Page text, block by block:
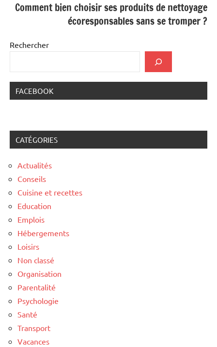
Comment bien choisir ses produits de nettoyage
écoresponsables sans se tromper ?
Rechercher
FACEBOOK
CATÉGORIES
Actualités
Conseils
Cuisine et recettes
Education
Emplois
Hébergements
Loisirs
Non classé
Organisation
Parentalité
Psychologie
Santé
Transport
Vacances